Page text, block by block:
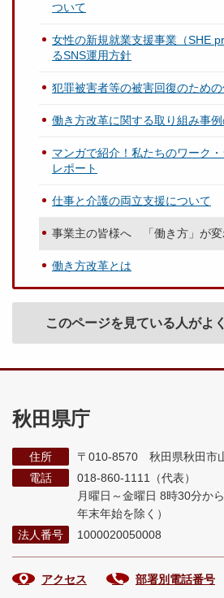
ついて
女性の新規就業支援事業（SHE
るSNS運用方針
犯罪被害者等の被害回復のため
働き方改革に関する取り組み事
マンガで紹介！私たちのワーク
レポート
仕事と介護の両立支援について
事業主の皆様へ 「働き方」が変
働き方改革とは
このページを見ている人がよ
秋田県庁
住所
〒010-8570 秋田県秋田市
電話
018-860-1111（代表）
月曜日～金曜日 8時30分か
年末年始を除く）
法人番号
1000020050008
アクセス 部署別電話番号